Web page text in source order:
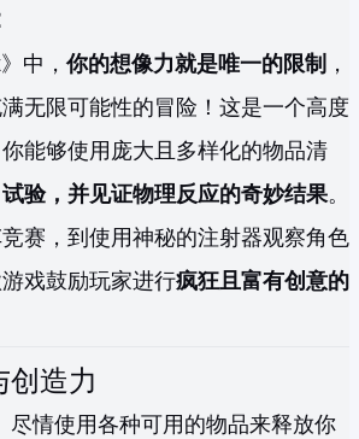
中，你的想像力就是唯一的限制 ，
无限可能性的冒险！这是一个高度
能够使用庞大且多样化的物品清
验，并见证物理反应的奇妙结果。
赛，到使用神秘的注射器观察角色
戏鼓励玩家进行疯狂且富有创意的
造力
尽情使用各种可用的物品来释放你